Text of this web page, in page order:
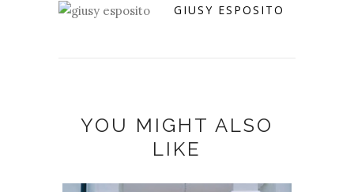
GIUSY ESPOSITO
YOU MIGHT ALSO
LIKE